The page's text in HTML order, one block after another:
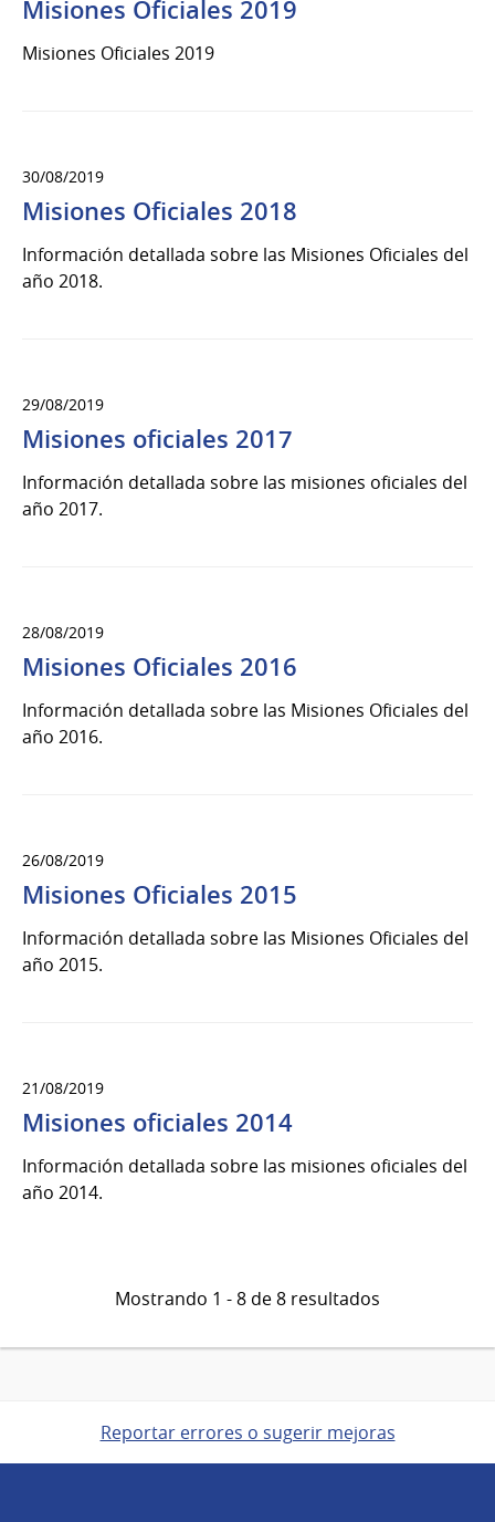
Misiones Oficiales 2019
Misiones Oficiales 2019
30/08/2019
Misiones Oficiales 2018
Información detallada sobre las Misiones Oficiales del
año 2018.
29/08/2019
Misiones oficiales 2017
Información detallada sobre las misiones oficiales del
año 2017.
28/08/2019
Misiones Oficiales 2016
Información detallada sobre las Misiones Oficiales del
año 2016.
26/08/2019
Misiones Oficiales 2015
Información detallada sobre las Misiones Oficiales del
año 2015.
21/08/2019
Misiones oficiales 2014
Información detallada sobre las misiones oficiales del
año 2014.
Mostrando 1 - 8 de 8 resultados
Reportar errores o sugerir mejoras